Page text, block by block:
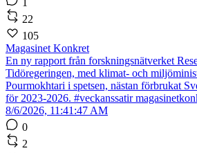
22
105
Magasinet Konkret
En ny rapport från forskningsnätverket
Tidöregeringen, med klimat- och
Pourmokhtari i spetsen, nästan förbrukat
för 2023-2026. #veckanssatir
8/6/2026, 11:41:47 AM
0
2